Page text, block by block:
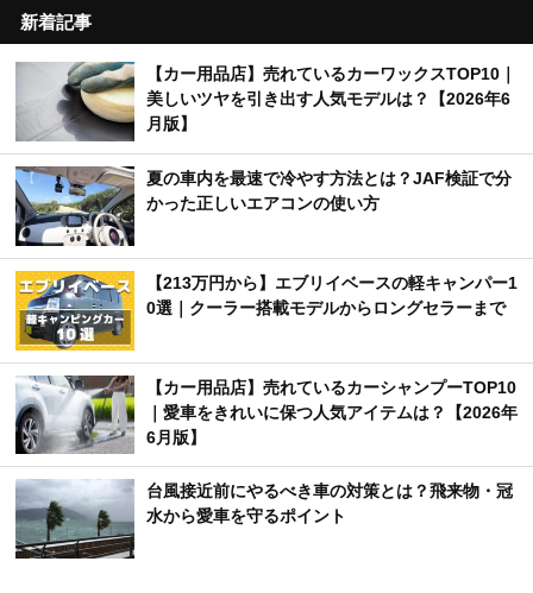
新着記事
【カー用品店】売れているカーワックスTOP10｜
美しいツヤを引き出す人気モデルは？【2026年6
月版】
夏の車内を最速で冷やす方法とは？JAF検証で分
かった正しいエアコンの使い方
【213万円から】エブリイベースの軽キャンパー1
0選｜クーラー搭載モデルからロングセラーまで
【カー用品店】売れているカーシャンプーTOP10
｜愛車をきれいに保つ人気アイテムは？【2026年
6月版】
台風接近前にやるべき車の対策とは？飛来物・冠
水から愛車を守るポイント